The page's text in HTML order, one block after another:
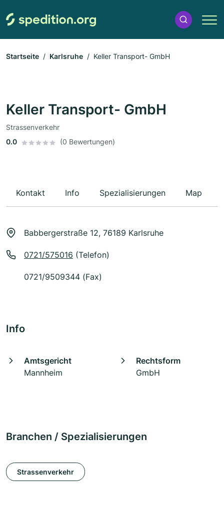
Startseite Karlsruhe Keller Transport- GmbH
Keller Transport- GmbH
Strassenverkehr
0.0
(0 Bewertungen)
Kontakt Info Spezialisierungen Map
Babbergerstraße 12, 76189 Karlsruhe
0721/575016 (Telefon)
0721/9509344 (Fax)
Info
Amtsgericht
Mannheim
Rechtsform
GmbH
Branchen / Spezialisierungen
Strassenverkehr